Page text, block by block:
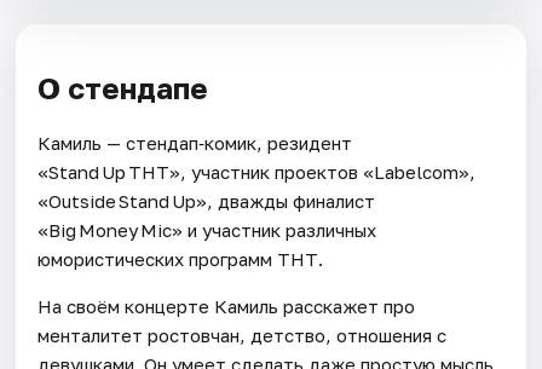
О стендапе
Камиль — стендап‑комик, резидент
«Stand Up ТНТ», участник проектов «Labelcom»,
«Outside Stand Up», дважды финалист
«Big Money Mic» и участник различных
юмористических программ ТНТ.
На своём концерте Камиль расскажет про
менталитет ростовчан, детство, отношения с